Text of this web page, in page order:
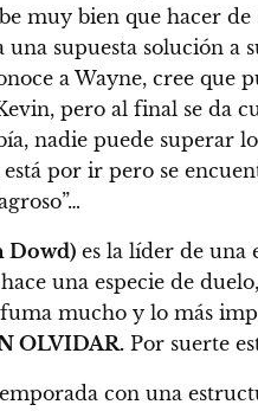
muy bien que hacer de
una supuesta solución a
a Wayne, cree que
pero al final se da
nadie puede superar
está por ir pero se
Dowd) es la líder de una
una especie de
mucho y lo más
OLVIDAR. Por suerte
con una